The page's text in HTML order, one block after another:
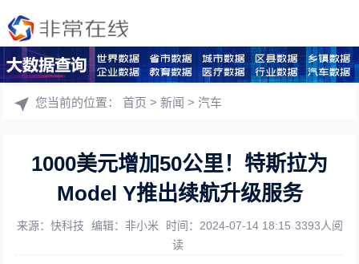
您当前的位置：首页 >新闻 >汽车
1000美元增加50公里！特斯拉为
Model Y推出续航升级服务
来源：快科技 编辑：非小米 时间：2024-07-14 18:15 3393人阅
读